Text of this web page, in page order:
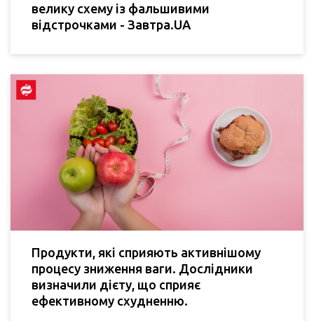
велику схему із фальшивими
відстрочками - Завтра.UA
Продукти, які сприяють активнішому
процесу зниження ваги. Дослідники
визначили дієту, що сприяє
ефективному схудненню.